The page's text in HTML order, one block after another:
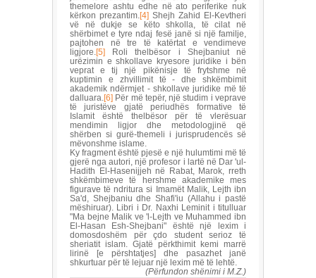
themelore ashtu edhe në ato periferike nuk
kërkon prezantim.[4] Shejh Zahid El-Kevtheri
vë në dukje se këto shkolla, të cilat në
shërbimet e tyre ndaj fesë janë si një familje,
pajtohen në tre të katërtat e vendimeve
ligjore.[5] Roli thelbësor i Shejbaniut në
urëzimin e shkollave kryesore juridike i bën
veprat e tij një pikënisje të frytshme në
kuptimin e zhvillimit të - dhe shkëmbimit
akademik ndërmjet - shkollave juridike më të
dalluara.[6] Për më tepër, një studim i veprave
të juristëve gjatë periudhës formative të
Islamit është thelbësor për të vlerësuar
mendimin ligjor dhe metodologjinë që
shërben si gurë-themeli i jurisprudencës së
mëvonshme islame.
Ky fragment është pjesë e një hulumtimi më të
gjerë nga autori, një profesor i lartë në Dar 'ul-
Hadith El-Hasenijjeh në Rabat, Marok, rreth
shkëmbimeve të hershme akademike mes
figurave të ndritura si Imamët Malik, Lejth ibn
Sa'd, Shejbaniu dhe Shafi'iu (Allahu i pastë
mëshiruar). Libri i Dr. Naxhi Leminit i titulluar
"Ma bejne Malik ve 'l-Lejth ve Muhammed ibn
El-Hasan Esh-Shejbani" është një lexim i
domosdoshëm për çdo student serioz të
sheriatit islam. Gjatë përkthimit kemi marrë
lirinë [e përshtatjes] dhe pasazhet janë
shkurtuar për të lejuar një lexim më të lehtë.
(Përfundon shënimi i M.Z.)